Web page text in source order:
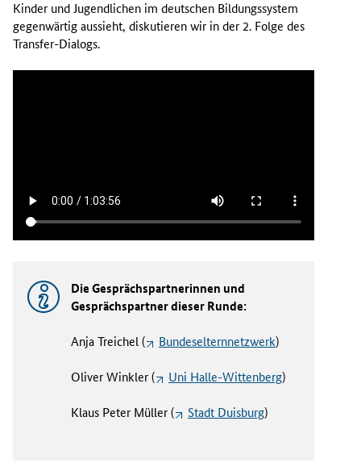
Kinder und Jugendlichen im deutschen Bildungssystem
gegenwärtig aussieht, diskutieren wir in der 2. Folge des
Transfer-Dialogs.
Die Gesprächspartnerinnen und
Gesprächspartner dieser Runde:
Anja Treichel ( Bundeselternnetzwerk)
Oliver Winkler ( Uni Halle-Wittenberg)
Klaus Peter Müller ( Stadt Duisburg)